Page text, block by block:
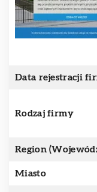
Data rejestracji
Rodzaj firmy
Region
Miasto